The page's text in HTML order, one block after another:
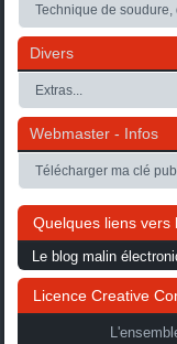
Technique de
Divers
Extras...
Webmaster - Infos
Télécharger ma clé
Quelques liens vers
Le blog malin
Licence Creative